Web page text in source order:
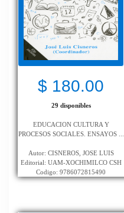
$ 180.00
29 disponibles
EDUCACION CULTURA Y
PROCESOS SOCIALES. ENSAYOS ...
Autor: CISNEROS, JOSE LUIS
Editorial: UAM-XOCHIMILCO CSH
Codigo: 9786072815490